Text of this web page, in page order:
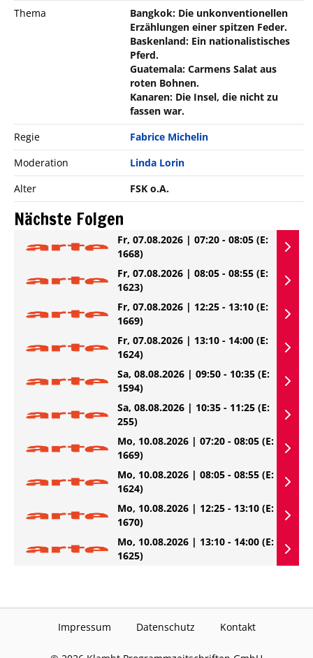
Thema
Bangkok: Die unkonventionellen
Erzählungen einer spitzen Feder.
Baskenland: Ein nationalistisches
Pferd.
Guatemala: Carmens Salat aus
roten Bohnen.
Kanaren: Die Insel, die nicht zu
fassen war.
Regie
Fabrice Michelin
Moderation
Linda Lorin
Alter
FSK o.A.
Nächste Folgen
Fr, 07.08.2026 | 07:20 - 08:05 (E:
1668)
Fr, 07.08.2026 | 08:05 - 08:55 (E:
1623)
Fr, 07.08.2026 | 12:25 - 13:10 (E:
1669)
Fr, 07.08.2026 | 13:10 - 14:00 (E:
1624)
Sa, 08.08.2026 | 09:50 - 10:35 (E:
1594)
Sa, 08.08.2026 | 10:35 - 11:25 (E:
255)
Mo, 10.08.2026 | 07:20 - 08:05 (E:
1669)
Mo, 10.08.2026 | 08:05 - 08:55 (E:
1624)
Mo, 10.08.2026 | 12:25 - 13:10 (E:
1670)
Mo, 10.08.2026 | 13:10 - 14:00 (E:
1625)
Impressum Datenschutz Kontakt